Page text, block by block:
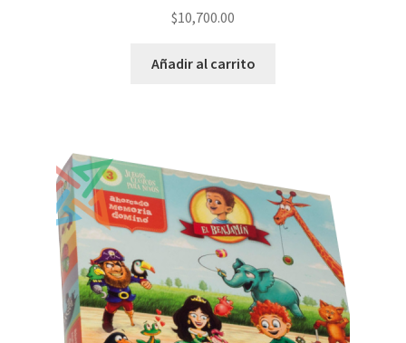
$10,700.00
Añadir al carrito